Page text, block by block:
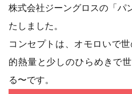
株式会社ジーングロスの「パ
たしました。
コンセプトは、オモロいで
的熱量と少しのひらめきで
る〜です。